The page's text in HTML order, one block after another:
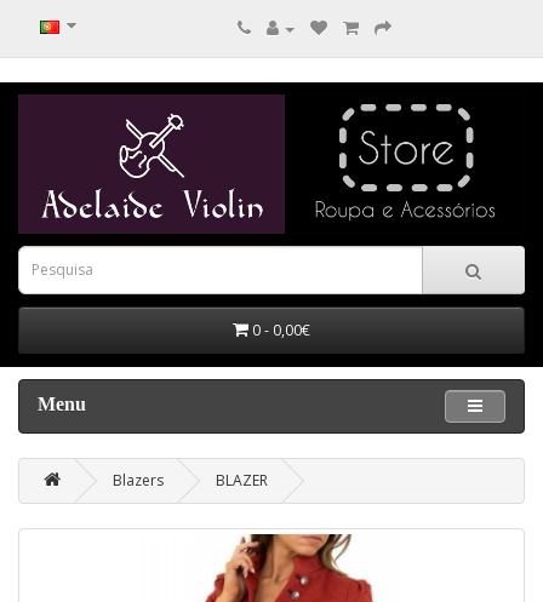
0 - 0,00€
Menu
Blazers BLAZER